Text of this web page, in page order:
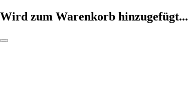
Wird zum Warenkorb hinzugefügt...